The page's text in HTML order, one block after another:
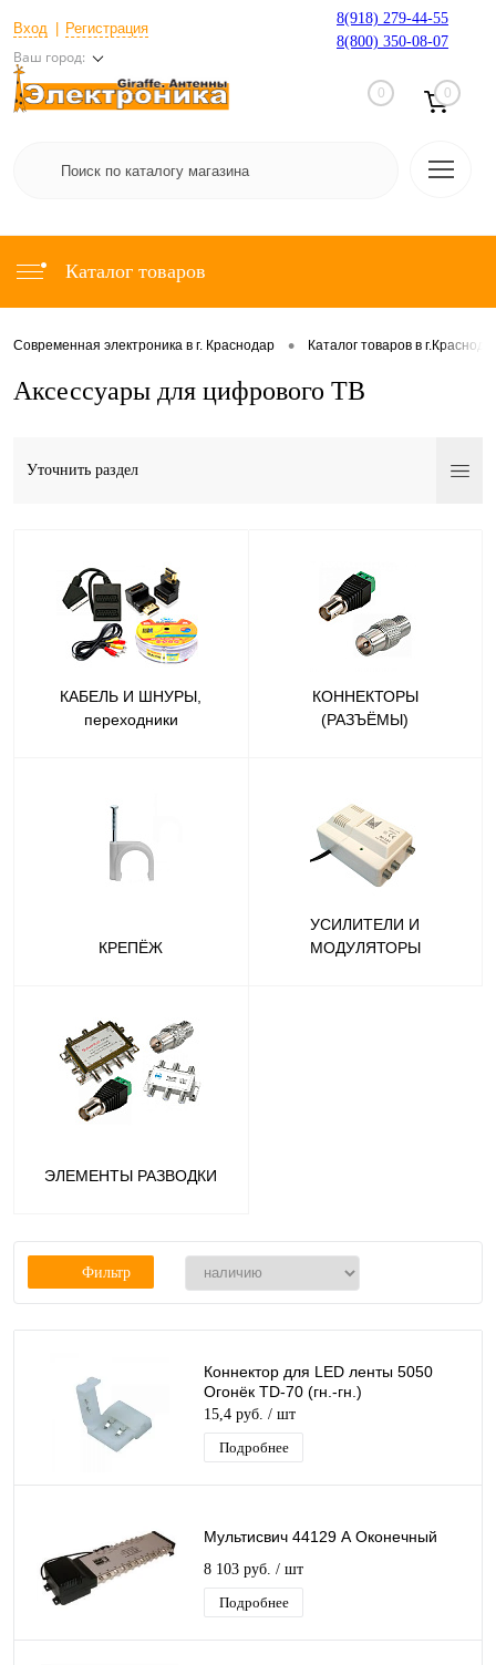
Вход Регистрация
Ваш город:
8(918) 279-44-55
8(800) 350-08-07
0 0
Каталог товаров
Современная электроника в г. Краснодар • Каталог товаров в
Аксессуары для цифрового ТВ
Уточнить раздел
КАБЕЛЬ И ШНУРЫ,
переходники
КОННЕКТОРЫ
(РАЗЪЁМЫ)
КРЕПЁЖ
УСИЛИТЕЛИ И
МОДУЛЯТОРЫ
ЭЛЕМЕНТЫ РАЗВОДКИ
Фильтр
Коннектор для LED ленты 5050
Огонёк TD-70 (гн.-гн.)
15,4 руб. / шт
Подробнее
Мультисвич 44129 А Оконечный
8 103 руб. / шт
Подробнее